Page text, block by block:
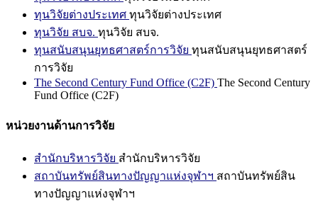
ทุนวิจัยต่างประเทศ ทุนวิจัยต่างประเทศ
ทุนวิจัย สบจ. ทุนวิจัย สบจ.
ทุนสนับสนุนยุทธศาสตร์การวิจัย ทุนสนับสนุนยุทธศาสตร์
การวิจัย
The Second Century Fund Office (C2F) The Second Century
Fund Office (C2F)
หน่วยงานด้านการวิจัย
สำนักบริหารวิจัย สำนักบริหารวิจัย
สถาบันทรัพย์สินทางปัญญาแห่งจุฬาฯ สถาบันทรัพย์สิน
ทางปัญญาแห่งจุฬาฯ